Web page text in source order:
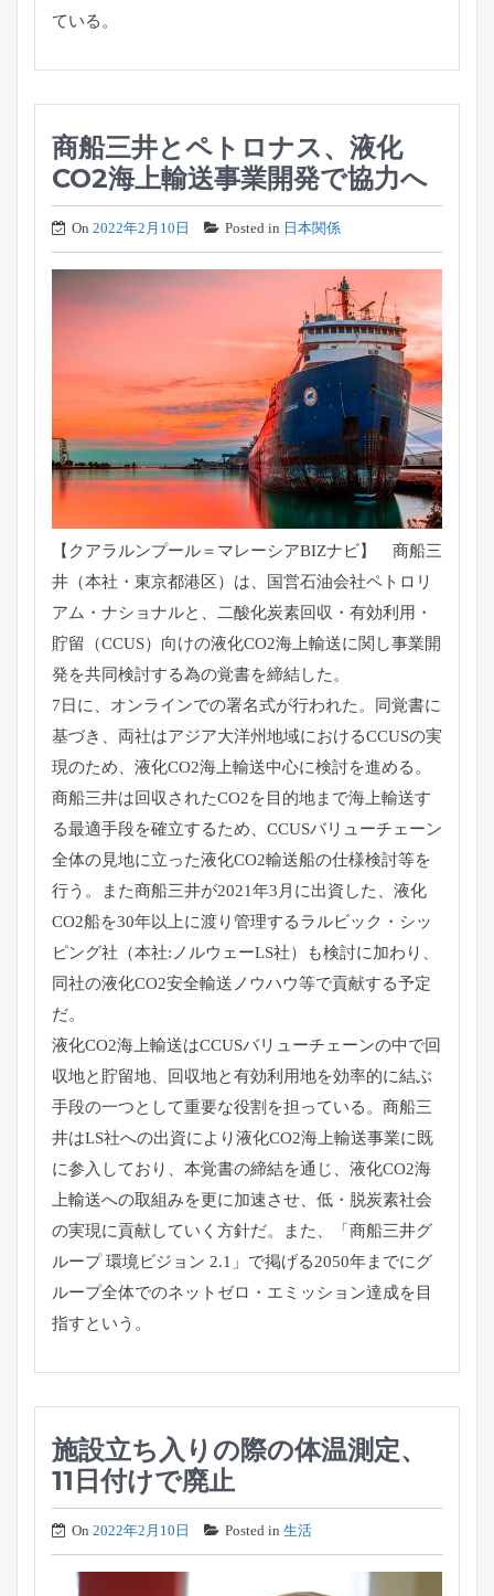
ている。
商船三井とペトロナス、液化
CO2海上輸送事業開発で協力へ
On 2022年2月10日 Posted in 日本関係
【クアラルンプール＝マレーシアBIZナビ】 商船三
井（本社・東京都港区）は、国営石油会社ペトロリ
アム・ ナショナルと、二酸化炭素回収・有効利用・
貯留（CCUS） 向けの液化CO2海上輸送に関し事業開
発を共同検討する為の覚書を締結した。
7日に、オンラインでの署名式が行われた。同覚書に
基づき、 両社はアジア大洋州地域におけるCCUSの実
現のため、 液化CO2海上輸送中心に検討を進める。
商船三井は回収されたCO2を目的地まで海上輸送す
る最適手段を確立するため、 CCUSバリューチェーン
全体の見地に立った液化CO2輸送船の仕様検討等を
行う。また商船三井が2021年3月に出資した、 液化
CO2船を30年以上に渡り管理するラルビック・ シッ
ピング社（本社:ノルウェーLS社）も検討に加わり、
同社の液化CO2安全輸送ノウハウ等で貢献する予定
だ。
液化CO2海上輸送はCCUSバリューチェーンの中で回
収地と貯留地、
回収地と有効利用地を効率的に結ぶ
手段の一つとして重要な役割を担っている。 商船三
井はLS社への出資により液化CO2海上輸送事業に既
に参入しており、本覚書の締結を通じ、 液化CO2海
上輸送への取組みを更に加速させ、低・ 脱炭素社会
の実現に貢献していく方針だ。また、「 商船三井グ
ループ 環境ビジョン 2.1」で掲げる2050年までにグ
ループ全体でのネットゼロ・ エミッション達成を目
指すという。
施設立ち入りの際の体温測定、
11日付けで廃止
On 2022年2月10日 Posted in 生活